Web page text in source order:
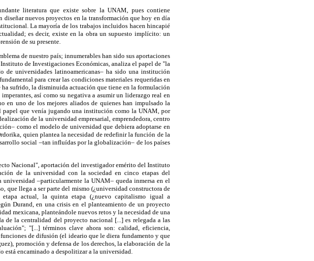
literatura que existe sobre la UNAM, pues contiene
diseñar nuevos proyectos en la transformación que hoy en día
La mayoría de los trabajos incluidos hacen hincapié
es decir, existe en la obra un supuesto implícito: un
de su presente.
de nuestro país; innumerables han sido sus aportaciones
de Investigaciones Económicas, analiza el papel de "la
universidades latinoamericanas– ha sido una institución
para crear las condiciones materiales requeridas en
sufrido, la disminuida actuación que tiene en la formulación
así como su negativa a asumir un liderazgo real en
en uno de los mejores aliados de quienes han impulsado la
papel que venía jugando una institución como la UNAM, por
de la universidad empresarial, emprendedora, centro
como el modelo de universidad que debiera adoptarse en
quien plantea la necesidad de redefinir la función de la
social –tan influídas por la globalización– de los países
Nacional", aportación del investigador emérito del Instituto
de la universidad con la sociedad en cinco etapas del
–particularmente la UNAM– queda inmersa en el
que llega a ser parte del mismo (¿universidad constructora de
actual, la quinta etapa (¿nuevo capitalismo igual a
Durand, en una crisis en el planteamiento de un proyecto
mexicana, planteándole nuevos retos y la necesidad de una
de la centralidad del proyecto nacional [...] es relegada a las
"[...] términos clave ahora son: calidad, eficiencia,
de difusión (el ideario que le diera fundamento y que
promoción y defensa de los derechos, la elaboración de la
está encaminado a despolitizar a la universidad.